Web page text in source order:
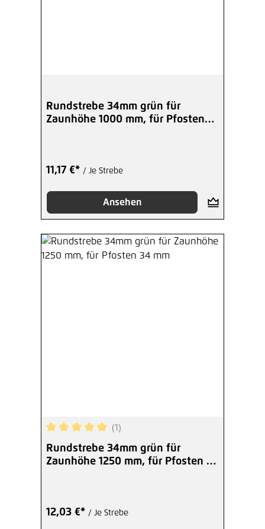
Rundstrebe 34mm grün für
Zaunhöhe 1000 mm, für Pfosten
11,17 €* / Je Strebe
Ansehen
Durchschnittliche Bewertung von 5 von 5
(1)
Rundstrebe 34mm grün für
Zaunhöhe 1250 mm, für Pfosten 34
12,03 €* / Je Strebe